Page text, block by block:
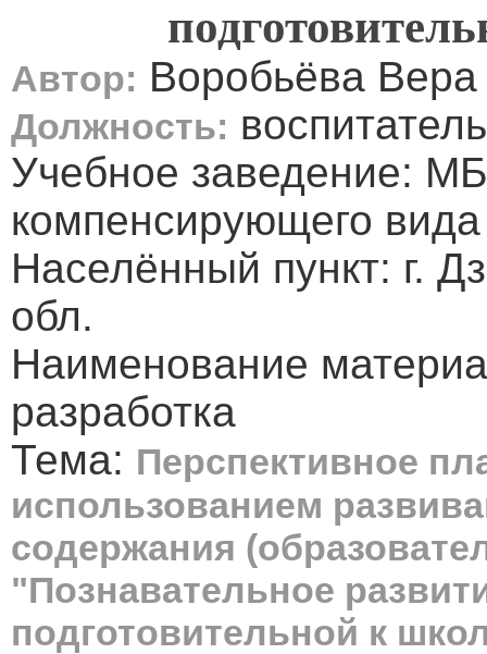
Автор: Воробьёва
Должность: воспитатель
Учебное заведение:
компенсирующего вида
Населённый пункт: г.
обл.
Наименование
разработка
Тема: Перспективное
использованием
содержания
"Познавательное
подготовительной к